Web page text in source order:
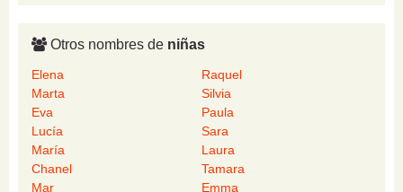
Otros nombres de niñas
Elena
Raquel
Marta
Silvia
Eva
Paula
Lucía
Sara
María
Laura
Chanel
Tamara
Mar
Emma